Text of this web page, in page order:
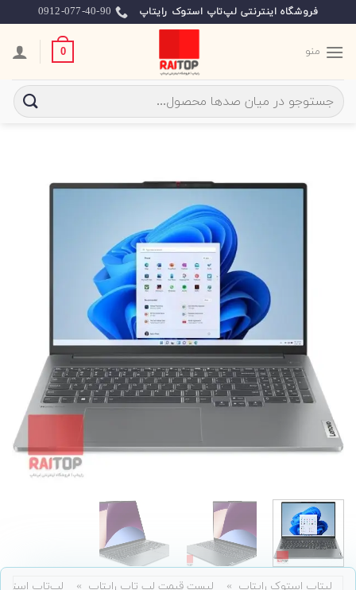
to
content
فروشگاه اینترنتی لپ‌تاپ استوک رایتاپ 0912-077-40-90
منو 0
جستجو
برای:
لپتاپ استوک رایتاپ » لیست قیمت لپ تاپ رایتاپ » لپ‌تاپ